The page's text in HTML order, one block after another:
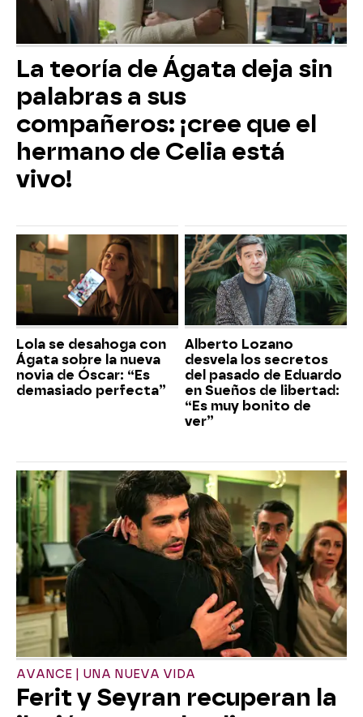
La teoría de Ágata deja sin
palabras a sus
compañeros: ¡cree que el
hermano de Celia está
vivo!
Lola se desahoga con
Ágata sobre la nueva
novia de Óscar: “Es
demasiado perfecta”
Alberto Lozano
desvela los secretos
del pasado de Eduardo
en Sueños de libertad:
“Es muy bonito de
ver”
AVANCE | UNA NUEVA VIDA
Ferit y Seyran recuperan la